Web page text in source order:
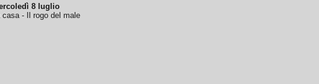
8 luglio
casa - Il rogo del male